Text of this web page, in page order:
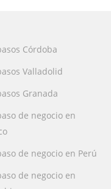
Córdoba
Valladolid
Granada
de negocio en
de negocio en Perú
de negocio en